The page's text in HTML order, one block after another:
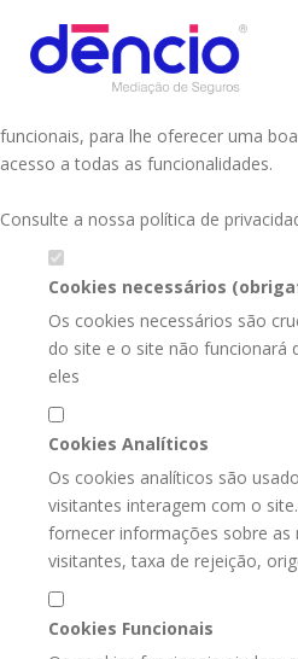
Defina as suas
cookies para este
funcionais, para lhe oferecer uma
acesso a todas as funcionalidades.
Consulte a nossa política de
Cookies necessários
Os cookies necessários são
do site e o site não funcionará
eles
Cookies Analíticos
Os cookies analíticos são
visitantes interagem com o
fornecer informações sobre as
visitantes, taxa de rejeição,
Cookies Funcionais